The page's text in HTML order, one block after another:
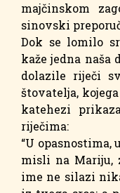
majčinskom
sinovski
Dok se lomilo
kaže jedna naša
dolazile riječi
štovatelja,
katehezi
riječima:
“U opasnostima,
misli na Mariju,
ime ne silazi